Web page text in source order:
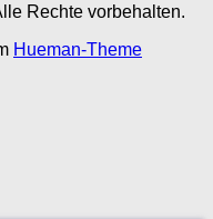
Rechte vorbehalten.
Hueman-Theme